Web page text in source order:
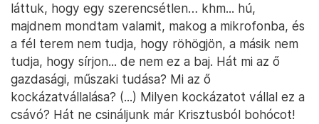
láttuk, hogy egy szerencsétlen… khm... hú,
majdnem mondtam valamit, makog a mikrofonba, és
a fél terem nem tudja, hogy röhögjön, a másik nem
tudja, hogy sírjon... de nem ez a baj. Hát mi az ő
gazdasági, műszaki tudása? Mi az ő
kockázatvállalása? (...) Milyen kockázatot vállal ez a
csávó? Hát ne csináljunk már Krisztusból bohócot!